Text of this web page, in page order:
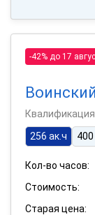
-42% до 17
256 ак.ч
400
Кол-во часов:
Стоимость:
Старая цена: